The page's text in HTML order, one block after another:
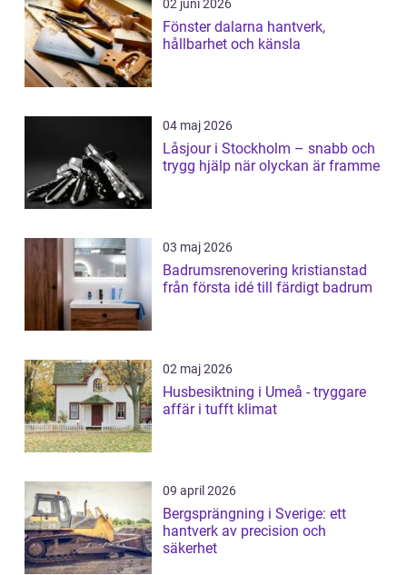
02 juni 2026
Fönster dalarna hantverk,
hållbarhet och känsla
04 maj 2026
Låsjour i Stockholm – snabb och
trygg hjälp när olyckan är framme
03 maj 2026
Badrumsrenovering kristianstad
från första idé till färdigt badrum
02 maj 2026
Husbesiktning i Umeå - tryggare
affär i tufft klimat
09 april 2026
Bergsprängning i Sverige: ett
hantverk av precision och
säkerhet